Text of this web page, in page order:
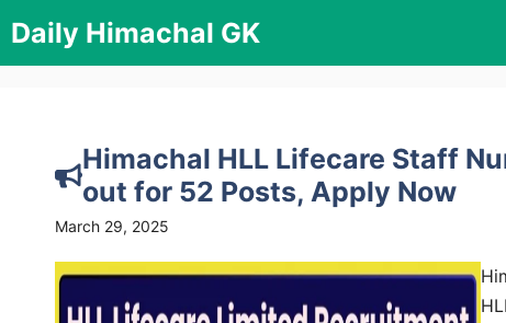
to
content
Daily Himachal GK
Himachal HLL Lifecare Staff
out for 52 Posts, Apply Now
March 29, 2025